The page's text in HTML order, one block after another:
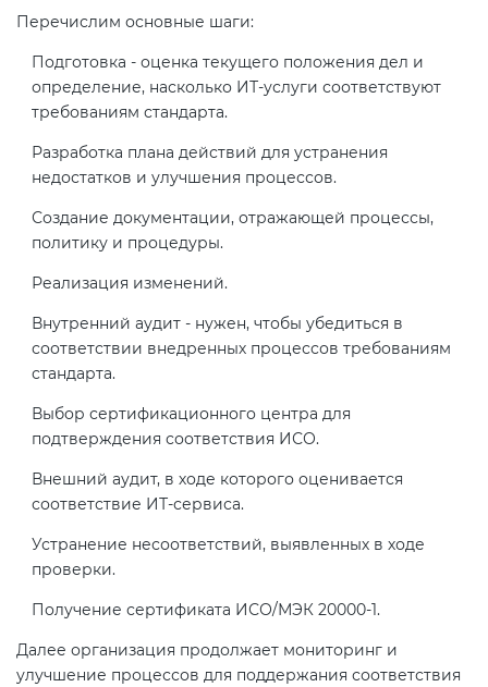
Перечислим основные шаги:
Подготовка - оценка текущего положения дел и
определение, насколько ИТ-услуги соответствуют
требованиям стандарта.
Разработка плана действий для устранения
недостатков и улучшения процессов.
Создание документации, отражающей процессы,
политику и процедуры.
Реализация изменений.
Внутренний аудит - нужен, чтобы убедиться в
соответствии внедренных процессов требованиям
стандарта.
Выбор сертификационного центра для
подтверждения соответствия ИСО.
Внешний аудит, в ходе которого оценивается
соответствие ИТ-сервиса.
Устранение несоответствий, выявленных в ходе
проверки.
Получение сертификата ИСО/МЭК 20000-1.
Далее организация продолжает мониторинг и
улучшение процессов для поддержания соответствия